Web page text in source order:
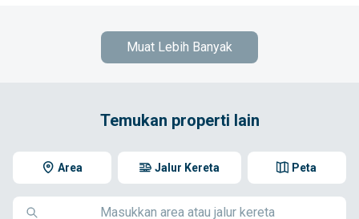
Muat Lebih Banyak
Temukan properti lain
Area Peta
Jalur Kereta